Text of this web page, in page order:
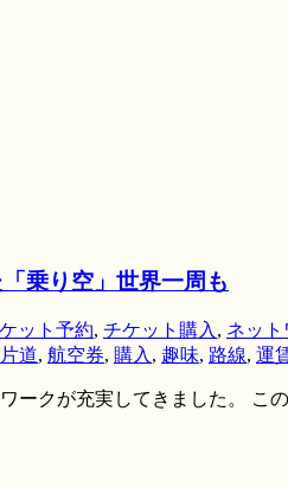
乗り空」世界一周も
ット予約, チケット購入 , ネット
片道, 航空券, 購入 , 趣味, 路線, 運
クが充実してきました。 こ